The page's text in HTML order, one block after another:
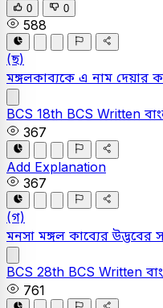
0 0
588
(ছ)
মঙ্গলকাব্যকে এ নাম দেয়ার
BCS 18th BCS Written
367
Add Explanation
367
(গ)
মনসা মঙ্গল কাব্যের উদ্ভবের
BCS 28th BCS Written
761